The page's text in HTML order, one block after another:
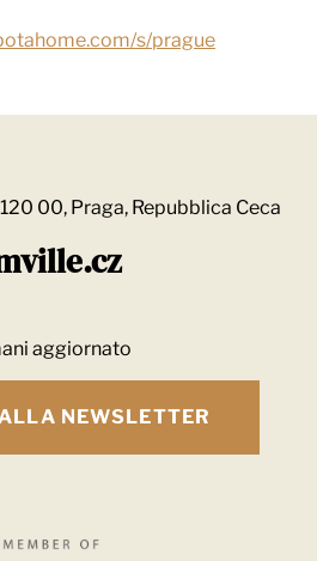
s/prague
00, Praga, Repubblica Ceca
aggiornato
NEWSLETTER